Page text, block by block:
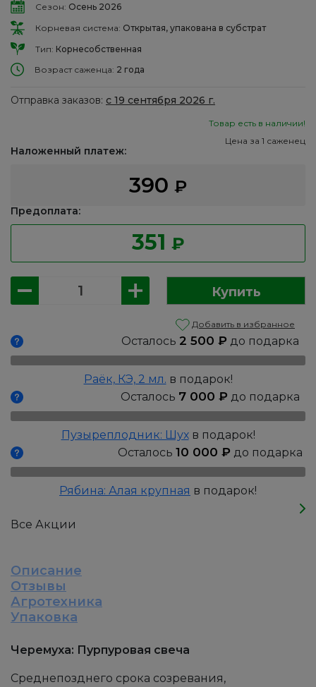
Сезон: Осень 2026
Корневая система: Открытая, упакована в субстрат
Тип: Корнесобственная
Возраст саженца: 2 года
Отправка заказов: с 19 сентября 2026 г.
Товар есть в наличии!
Цена за 1 саженец
Наложенный платеж:
390 ₽
Предоплата:
351 ₽
Количество
товара
Пурпуровая
свеча
Купить
Добавить в избранное
Осталось 2 500 ₽ до подарка
Раёк, КЭ, 2 мл. в подарок!
Осталось 7 000 ₽ до подарка
Пузыреплодник: Шухв подарок!
Осталось 10 000 ₽ до подарка
Рябина: Алая крупная в подарок!
Все Акции
Описание
Отзывы
Агротехника
Упаковка
Черемуха: Пурпуровая свеча
Среднепозднего срока созревания,